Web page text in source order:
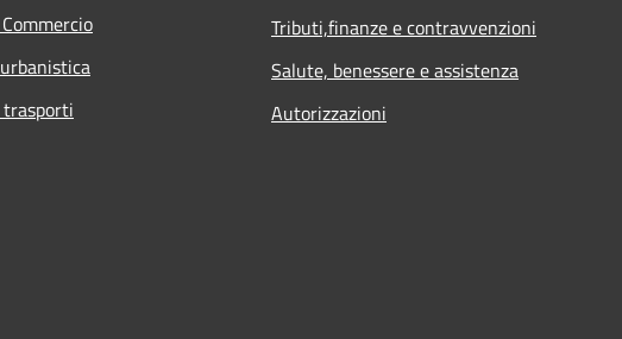
Tributi,finanze e contravvenzioni
Salute, benessere e assistenza
Autorizzazioni